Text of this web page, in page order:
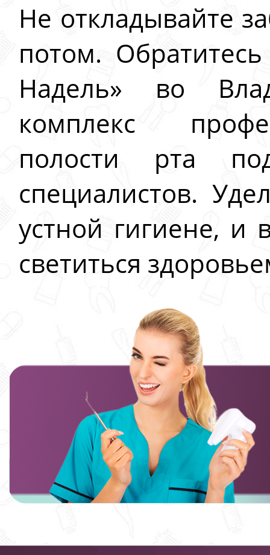
Не откладывайте
потом.
Надель» во
комплекс
полости рта
специалистов.
устной гигиене, и
светиться